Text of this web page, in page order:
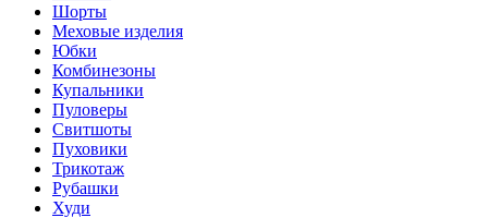
Шорты
Меховые изделия
Юбки
Комбинезоны
Купальники
Пуловеры
Свитшоты
Пуховики
Трикотаж
Рубашки
Худи